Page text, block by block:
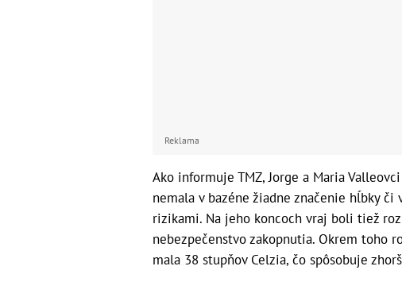
Reklama
Ako informuje TMZ, Jorge a Maria
nemala v bazéne žiadne značenie hĺbky
rizikami. Na jeho koncoch vraj boli tiež
nebezpečenstvo zakopnutia. Okrem toho
mala 38 stupňov Celzia, čo spôsobuje